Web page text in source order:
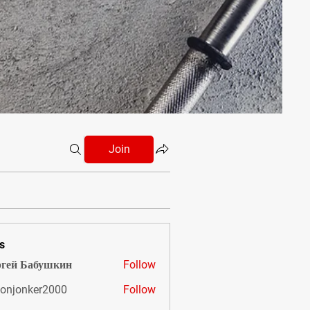
Join
Бабушкин
Follow
Follow